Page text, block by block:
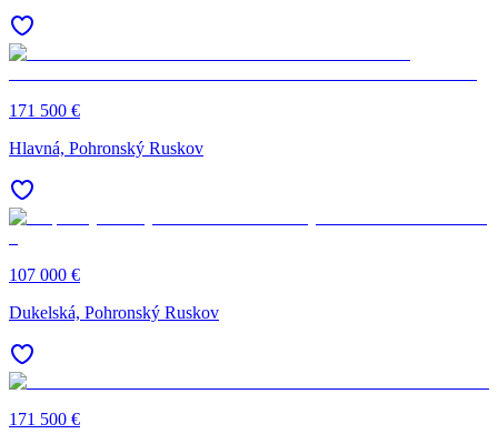
171 500 €
Hlavná, Pohronský Ruskov
107 000 €
Dukelská, Pohronský Ruskov
171 500 €